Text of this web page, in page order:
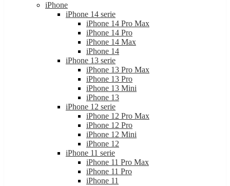
iPhone
iPhone 14 serie
iPhone 14 Pro Max
iPhone 14 Pro
iPhone 14 Max
iPhone 14
iPhone 13 serie
iPhone 13 Pro Max
iPhone 13 Pro
iPhone 13 Mini
iPhone 13
iPhone 12 serie
iPhone 12 Pro Max
iPhone 12 Pro
iPhone 12 Mini
iPhone 12
iPhone 11 serie
iPhone 11 Pro Max
iPhone 11 Pro
iPhone 11